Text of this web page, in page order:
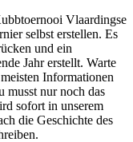
Vlaardingse
selbst erstellen. Es
und ein
Jahr erstellt. Warte
Informationen
musst nur noch das
sofort in unserem
die Geschichte des